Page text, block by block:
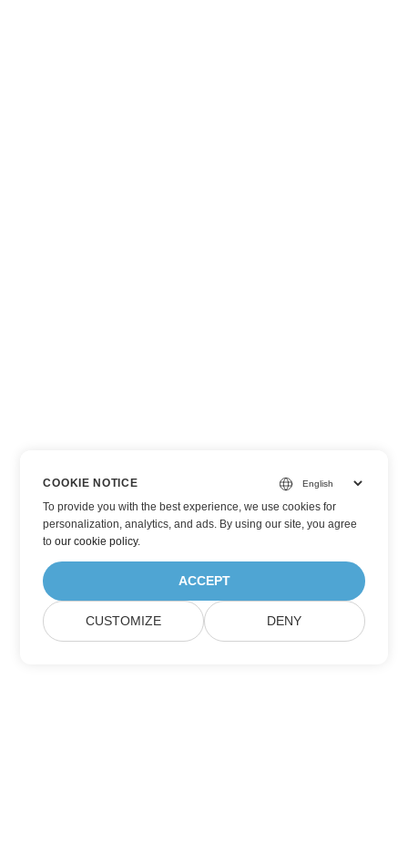
COOKIE NOTICE
To provide you with the best experience, we use cookies for
personalization, analytics, and ads. By using our site, you agree
toour cookie policy.
ACCEPT
CUSTOMIZE DENY